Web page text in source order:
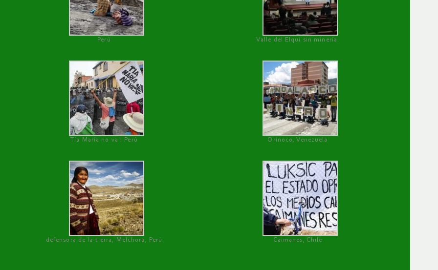
Perú Valle del Elqui sin minería.
Tía María no va ! Perú Orinoco, Venezuela
defensora de la tierra, Melchora, Perú Caimanes, Chile